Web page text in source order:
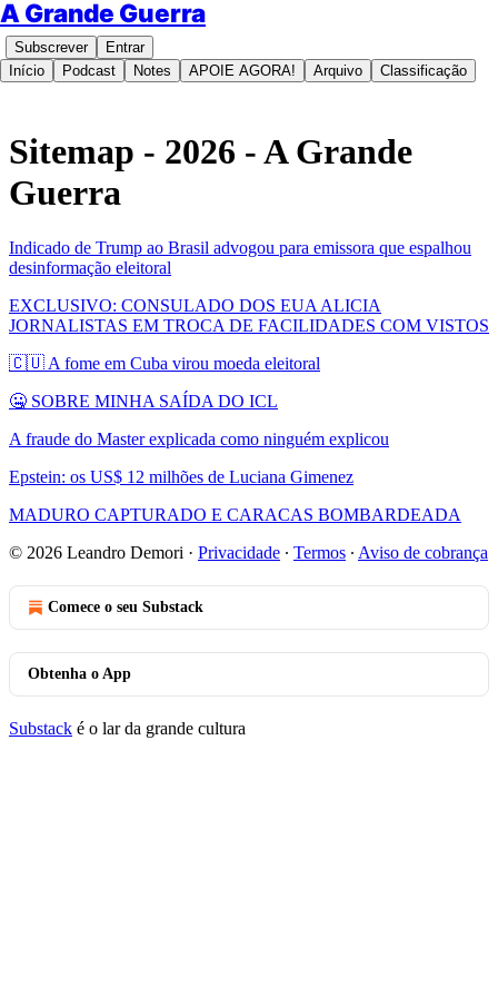
A Grande Guerra
Subscrever
Entrar
Início
Podcast Notes APOIE AGORA! Arquivo Classificação
Sitemap - 2026 - A Grande
Guerra
Indicado de Trump ao Brasil advogou para emissora que espalhou
desinformação eleitoral
EXCLUSIVO: CONSULADO DOS EUA ALICIA
JORNALISTAS EM TROCA DE FACILIDADES COM VISTOS
🇨🇺 A fome em Cuba virou moeda eleitoral
🤐 SOBRE MINHA SAÍDA DO ICL
A fraude do Master explicada como ninguém explicou
Epstein: os US$ 12 milhões de Luciana Gimenez
MADURO CAPTURADO E CARACAS BOMBARDEADA
© 2026 Leandro Demori · Privacidade ∙ Termos ∙ Aviso de cobrança
Comece o seu Substack
Obtenha o App
Substack é o lar da grande cultura